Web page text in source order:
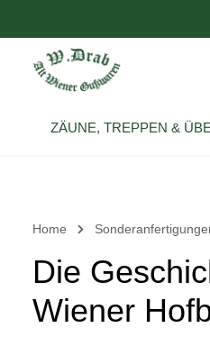
ZÄUNE, TREPPEN &
Home
Die
Wiener